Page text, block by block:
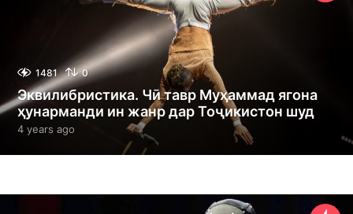
s
o
1481 0
Эквилибристика. Чӣ тавр Муҳаммад ягона
ҳунарманди ин жанр дар Тоҷикистон шуд
4 years ago
e